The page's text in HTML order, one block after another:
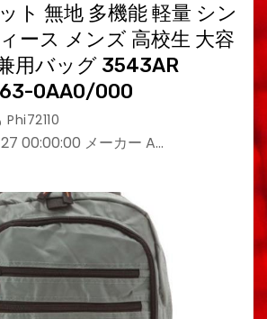
ト 無地 多機能 軽量 シン
ース メンズ 高校生 大容
用バッグ 3543AR
0AA0/000
Phi72110
00:00:00 メーカー A…